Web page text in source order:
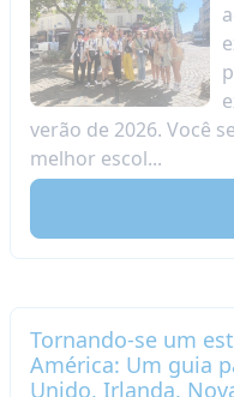
verão de 2026. Você
melhor escol...
Tornando-se um
América: Um guia
Unido, Irlanda,